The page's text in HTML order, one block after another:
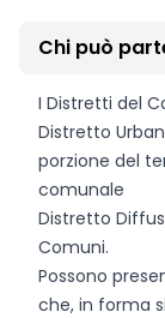
Chi può
I Distretti del
Distretto
porzione del
comunale
Distretto
Comuni.
Possono
che, in forma